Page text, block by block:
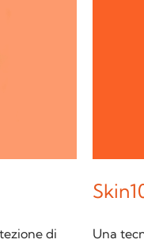
di
Una